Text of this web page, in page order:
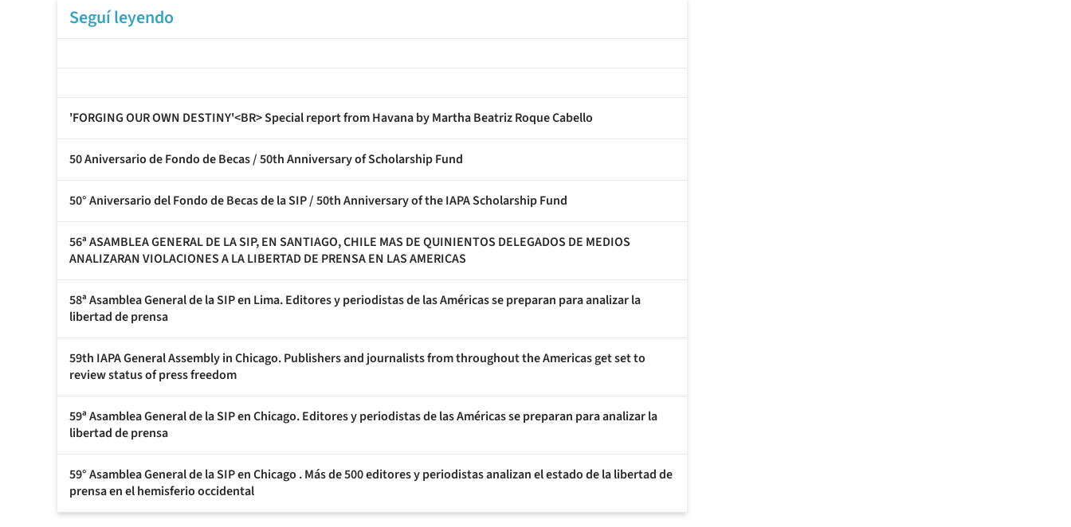
Seguí leyendo
'FORGING OUR OWN DESTINY'<BR> Special report from Havana by Martha Beatriz Roque Cabello
50 Aniversario de Fondo de Becas / 50th Anniversary of Scholarship Fund
50° Aniversario del Fondo de Becas de la SIP / 50th Anniversary of the IAPA Scholarship Fund
56ª ASAMBLEA GENERAL DE LA SIP, EN SANTIAGO, CHILE MAS DE QUINIENTOS DELEGADOS DE MEDIOS
ANALIZARAN VIOLACIONES A LA LIBERTAD DE PRENSA EN LAS AMERICAS
58ª Asamblea General de la SIP en Lima. Editores y periodistas de las Américas se preparan para analizar la
libertad de prensa
59th IAPA General Assembly in Chicago. Publishers and journalists from throughout the Americas get set to
review status of press freedom
59ª Asamblea General de la SIP en Chicago. Editores y periodistas de las Américas se preparan para analizar la
libertad de prensa
59° Asamblea General de la SIP en Chicago . Más de 500 editores y periodistas analizan el estado de la libertad de
prensa en el hemisferio occidental